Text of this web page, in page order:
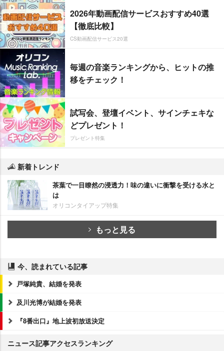
2026年動画配信サービスおすすめ40選
【徹底比較】
CS動画配信サービス20選
毎週の音楽ランキングから、ヒットの推
移をチェック！
試写会、登壇イベント、サインチェキな
どプレゼント！
プレゼント特集
新着トレンド
茶葉で一目瞭然の浸透力！味の違いに衝撃を受ける水と
は
オリコンタイアップ特集
もっと見る
今、読まれている記事
戸塚純貴、結婚を発表
及川光博が結婚を発表
『8番出口』地上波初放送決定
ニュース記事アクセスランキング